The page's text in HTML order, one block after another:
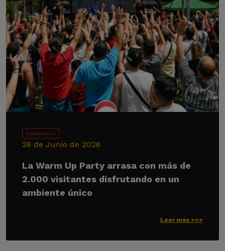
Experiencias
28 de Junio de 2026
La Warm Up Party arrasa con más de
2.000 visitantes disfrutando en un
ambiente único
Leer más >>>